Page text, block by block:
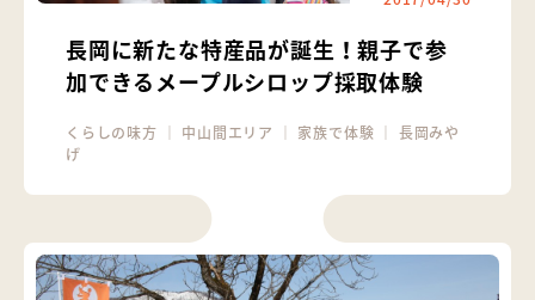
長岡に新たな特産品が誕生！親子で参
加できるメープルシロップ採取体験
くらしの味方 中山間エリア 家族で体験
長岡みや
げ